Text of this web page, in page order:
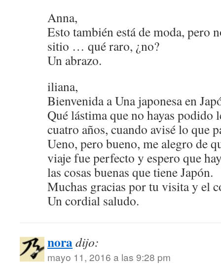
Anna,
Esto también está de moda, pero
sitio … qué raro, ¿no?
Un abrazo.
iliana,
Bienvenida a Una japonesa en
Qué lástima que no hayas podido
cuatro años, cuando avisé lo que
Ueno, pero bueno, me alegro de
viaje fue perfecto y espero que
las cosas buenas que tiene Japón.
Muchas gracias por tu visita y el
Un cordial saludo.
noradijo:
mayo 11, 2016 a las 9:28 pm